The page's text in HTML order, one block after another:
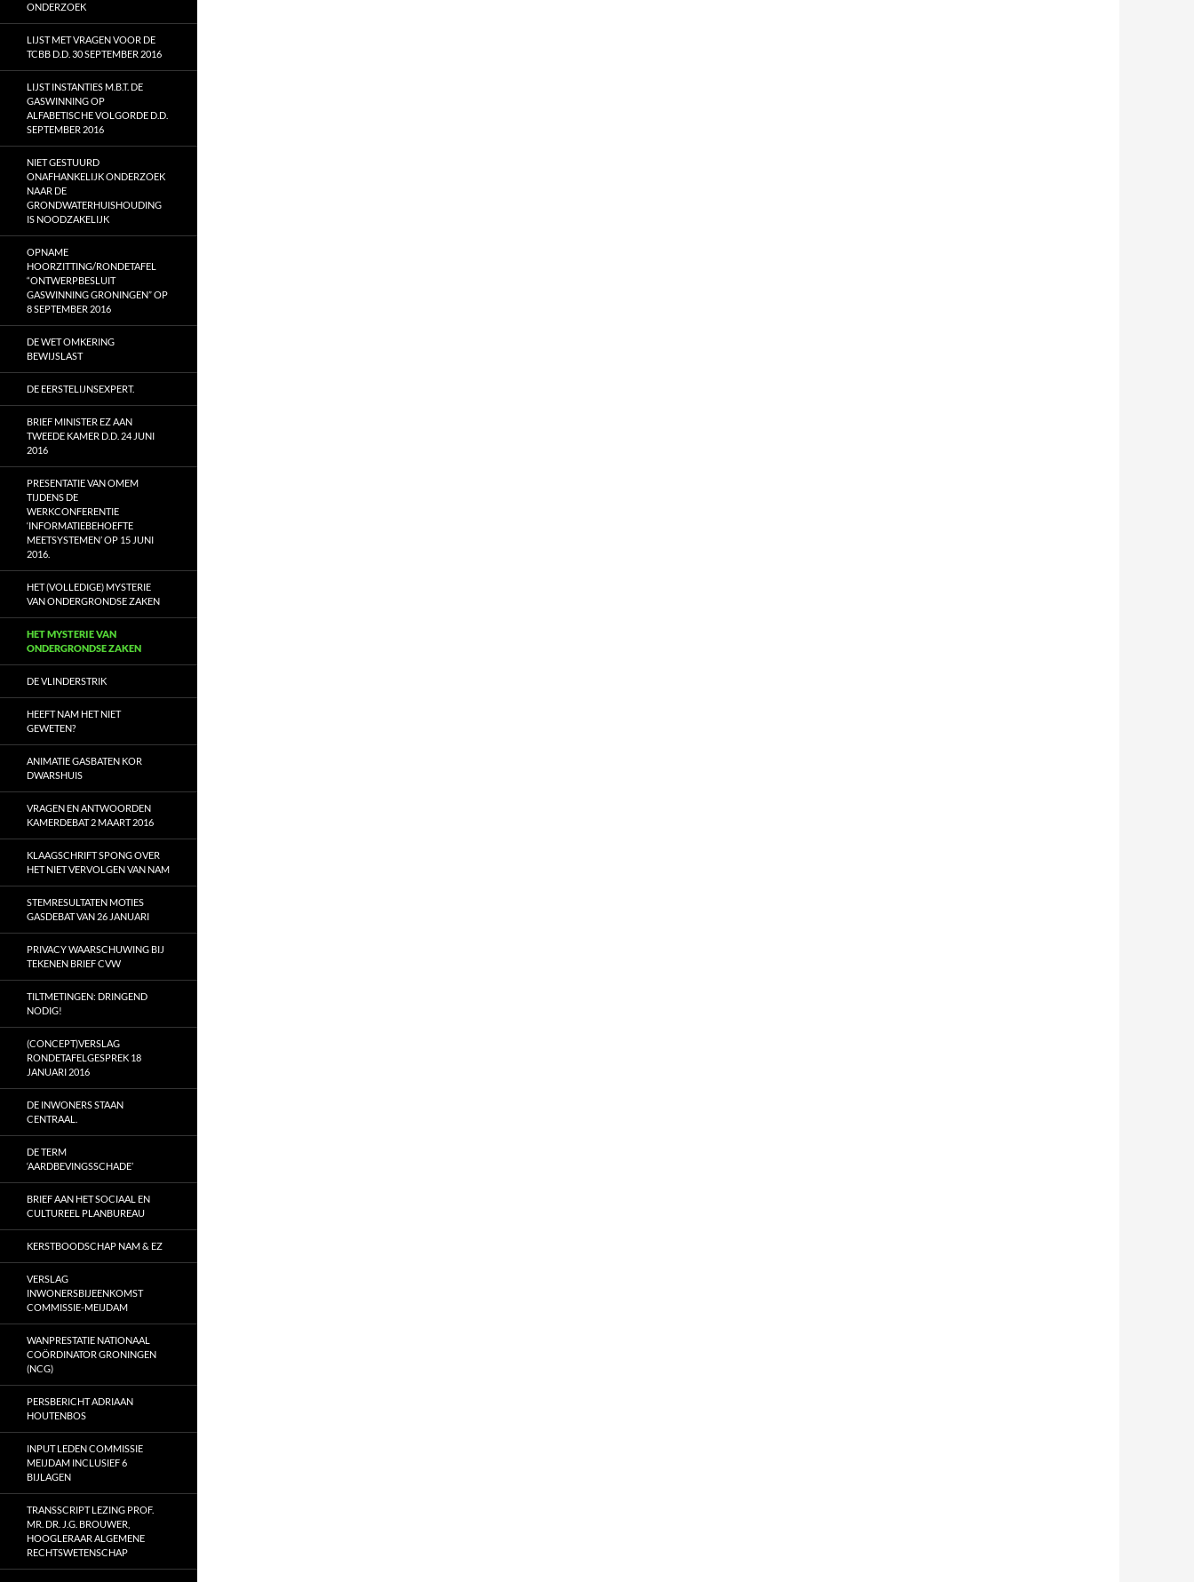
ONDERZOEK
LIJST MET VRAGEN VOOR DE
TCBB D.D. 30 SEPTEMBER 2016
LIJST INSTANTIES M.B.T. DE
GASWINNING OP
ALFABETISCHE VOLGORDE D.D.
SEPTEMBER 2016
NIET GESTUURD
ONAFHANKELIJK ONDERZOEK
NAAR DE
GRONDWATERHUISHOUDING
IS NOODZAKELIJK
OPNAME
HOORZITTING/RONDETAFEL
“ONTWERPBESLUIT
GASWINNING GRONINGEN” OP
8 SEPTEMBER 2016
DE WET OMKERING
BEWIJSLAST
DE EERSTELIJNSEXPERT.
BRIEF MINISTER EZ AAN
TWEEDE KAMER D.D. 24 JUNI
2016
PRESENTATIE VAN OMEM
TIJDENS DE
WERKCONFERENTIE
‘INFORMATIEBEHOEFTE
MEETSYSTEMEN’ OP 15 JUNI
2016.
HET (VOLLEDIGE) MYSTERIE
VAN ONDERGRONDSE ZAKEN
HET MYSTERIE VAN
ONDERGRONDSE ZAKEN
DE VLINDERSTRIK
HEEFT NAM HET NIET
GEWETEN?
ANIMATIE GASBATEN KOR
DWARSHUIS
VRAGEN EN ANTWOORDEN
KAMERDEBAT 2 MAART 2016
KLAAGSCHRIFT SPONG OVER
HET NIET VERVOLGEN VAN NAM
STEMRESULTATEN MOTIES
GASDEBAT VAN 26 JANUARI
PRIVACY WAARSCHUWING BIJ
TEKENEN BRIEF CVW
TILTMETINGEN: DRINGEND
NODIG!
(CONCEPT)VERSLAG
RONDETAFELGESPREK 18
JANUARI 2016
DE INWONERS STAAN
CENTRAAL.
DE TERM
‘AARDBEVINGSSCHADE’
BRIEF AAN HET SOCIAAL EN
CULTUREEL PLANBUREAU
KERSTBOODSCHAP NAM & EZ
VERSLAG
INWONERSBIJEENKOMST
COMMISSIE-MEIJDAM
WANPRESTATIE NATIONAAL
COÖRDINATOR GRONINGEN
(NCG)
PERSBERICHT ADRIAAN
HOUTENBOS
INPUT LEDEN COMMISSIE
MEIJDAM INCLUSIEF 6
BIJLAGEN
TRANSSCRIPT LEZING PROF.
MR. DR. J.G. BROUWER,
HOOGLERAAR ALGEMENE
RECHTSWETENSCHAP